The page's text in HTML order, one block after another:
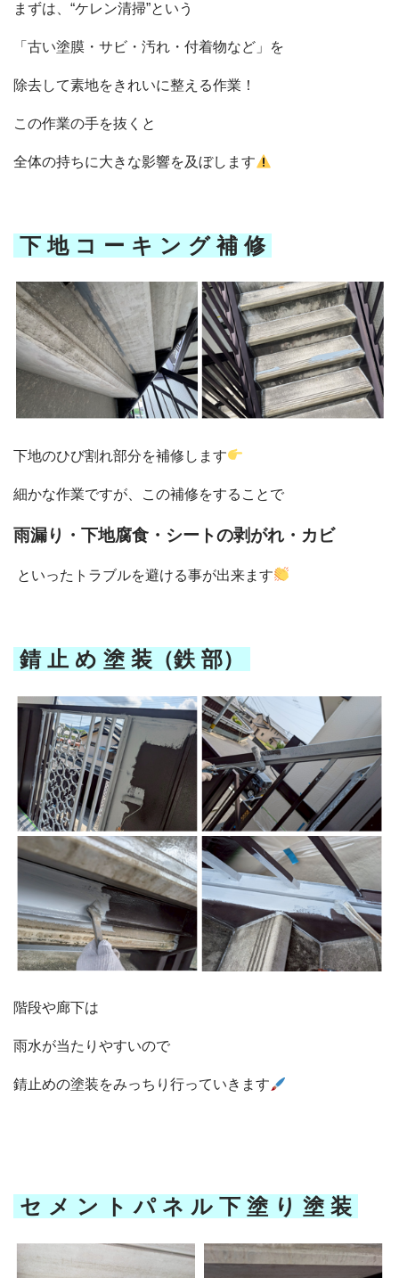
選ばれる理由
現場ブログ
リフォームQ&A
082-291-9400
営業時間10：00～18：00（日祝除く）
まずは、“ケレン清掃”という
「古い塗膜・サビ・汚れ・付着物など」を
除去して素地をきれいに整える作業！
この作業の手を抜くと
全体の持ちに大きな影響を及ぼします
下 地 コ ー キ ン グ 補 修
下地のひび割れ部分を補修します
細かな作業ですが、この補修をすることで
雨漏り・下地腐食・シートの剥がれ・カビ
といったトラブルを避ける事が出来ます
錆 止 め 塗 装（鉄 部）
階段や廊下は
雨水が当たりやすいので
錆止めの塗装をみっちり行っていきます
セ メ ン ト パ ネ ル 下 塗 り 塗 装